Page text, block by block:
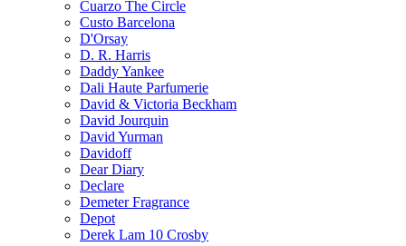
Cuarzo The Circle
Custo Barcelona
D'Orsay
D. R. Harris
Daddy Yankee
Dali Haute Parfumerie
David & Victoria Beckham
David Jourquin
David Yurman
Davidoff
Dear Diary
Declare
Demeter Fragrance
Depot
Derek Lam 10 Crosby